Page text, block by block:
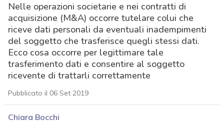
Nelle operazioni societarie e nei contratti di
acquisizione (M&A) occorre tutelare colui che
riceve dati personali da eventuali inadempimenti
del soggetto che trasferisce quegli stessi dati.
Ecco cosa occorre per legittimare tale
trasferimento dati e consentire al soggetto
ricevente di trattarli correttamente
Pubblicato il 06 Set 2019
Chiara Bocchi